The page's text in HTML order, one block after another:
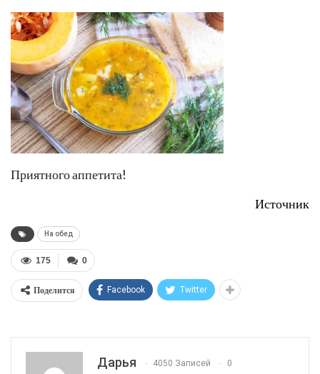
Приятного аппетита!
Источник
На обед
0
175
Поделится Facebook Twitter
Дарья 4050 Записей 0